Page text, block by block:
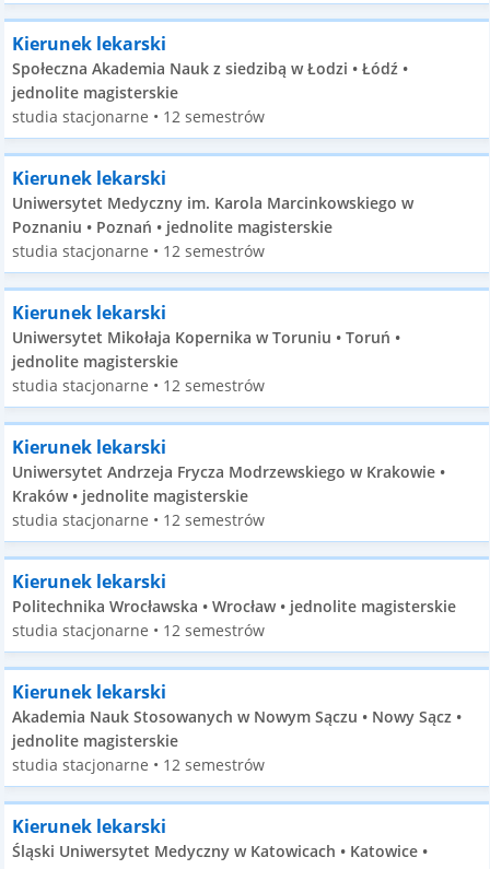
Kierunek lekarski
Społeczna Akademia Nauk z siedzibą w Łodzi • Łódź •
jednolite magisterskie
studia stacjonarne • 12 semestrów
Kierunek lekarski
Uniwersytet Medyczny im. Karola Marcinkowskiego w
Poznaniu • Poznań • jednolite magisterskie
studia stacjonarne • 12 semestrów
Kierunek lekarski
Uniwersytet Mikołaja Kopernika w Toruniu • Toruń •
jednolite magisterskie
studia stacjonarne • 12 semestrów
Kierunek lekarski
Uniwersytet Andrzeja Frycza Modrzewskiego w Krakowie •
Kraków • jednolite magisterskie
studia stacjonarne • 12 semestrów
Kierunek lekarski
Politechnika Wrocławska • Wrocław • jednolite magisterskie
studia stacjonarne • 12 semestrów
Kierunek lekarski
Akademia Nauk Stosowanych w Nowym Sączu • Nowy Sącz •
jednolite magisterskie
studia stacjonarne • 12 semestrów
Kierunek lekarski
Śląski Uniwersytet Medyczny w Katowicach • Katowice •